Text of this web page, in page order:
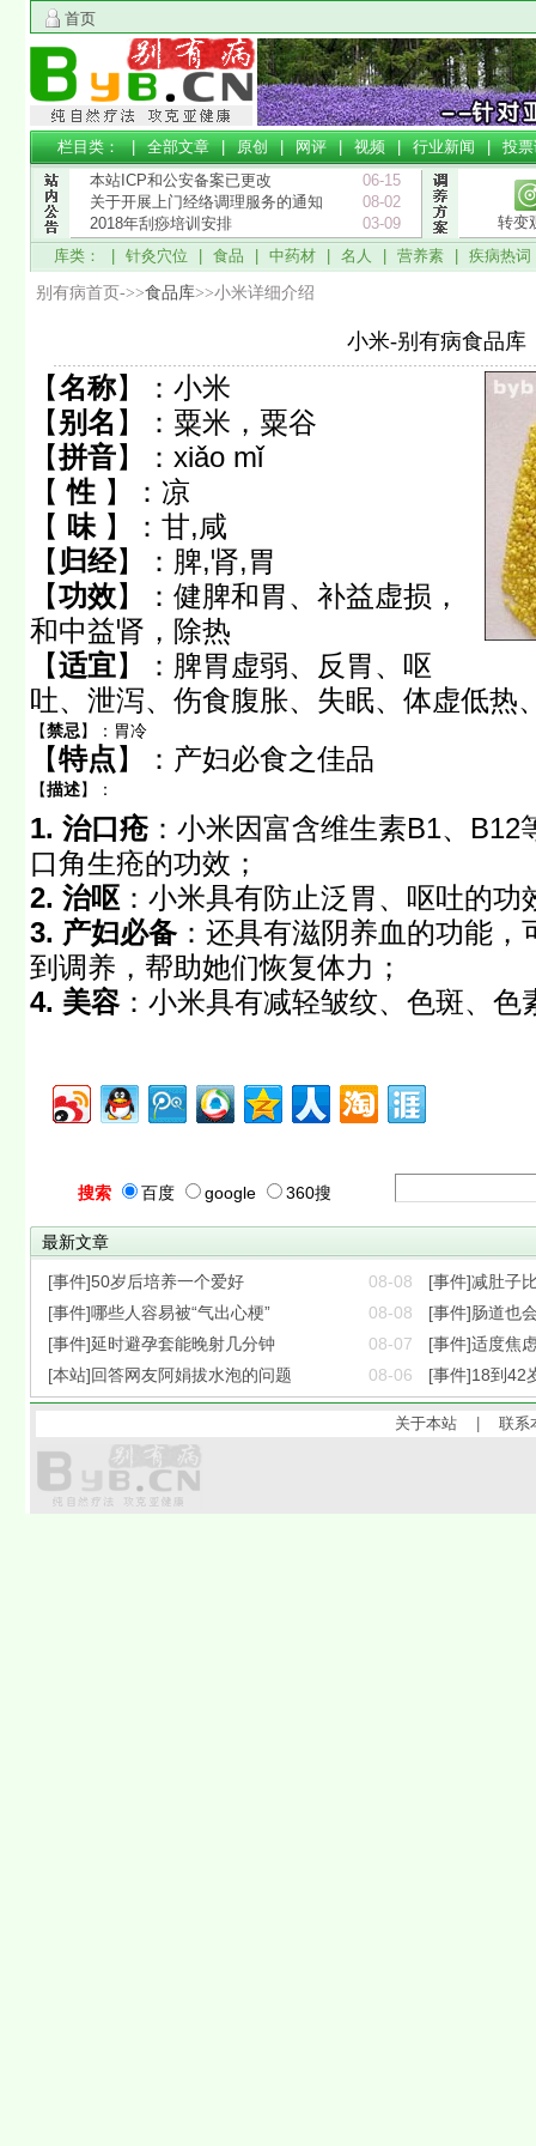
首页
栏目类： |全部文章|原创|网评|视频|行业新闻|投
本站ICP和公安备案已更改
06-15
关于开展上门经络调理服务的通知
08-02
2018年刮痧培训安排
03-09
转变
库类： | 针灸穴位 食品 中药材 名人 营养素 疾病热词
别有病首页->>食品库>>小米详细介绍
小米-别有病食品库
【名称】： 小米
【别名 】： 粟米，粟谷
【拼音】： xiǎo mǐ
【 性 】： 凉
【 味 】： 甘,咸
【 归经】： 脾,肾,胃
【功效】： 健脾和胃、补益虚损，
和中益肾，除热
【适宜】： 脾胃虚弱、反胃、呕
吐、泄泻、伤食腹胀、失眠、体虚低热
【禁忌】： 胃冷
【特点】： 产妇必食之佳品
【描述】：
1. 治口疮 ：小米因富含维生素B1、
口角生疮的功效；
2. 治呕 ：小米具有防止泛胃、呕吐的功
3. 产妇必备 ：还具有滋阴养血的功能
到调养，帮助她们恢复体力；
4. 美容 ：小米具有减轻皱纹、色斑、色
搜索 百度 google 360搜
最新文章
[事件]50岁后培养一个爱好 08-08
[事件]减肚子
[事件]哪些人容易被“气出心梗”
08-08
[事件]肠道也
[事件]延时避孕套能晚射几分钟
08-07
[事件]适度焦
[本站]回答网友阿娟拔水泡的问题
08-06 [事件]18到42
关于本站 |联系